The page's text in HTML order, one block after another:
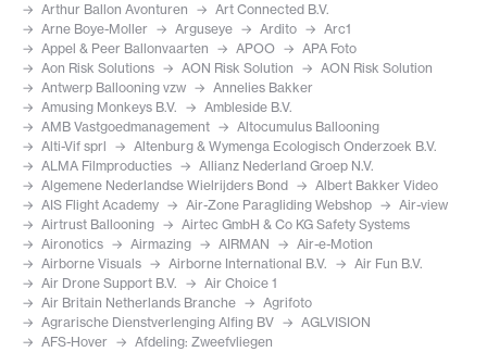
Arthur Ballon Avonturen
Art Connected B.V.
Arne Boye-Moller
Arguseye Ardito
Arc1
Appel & Peer Ballonvaarten
APOO
APA Foto
Aon Risk Solutions
AON Risk Solution
AON Risk Solution
Antwerp Ballooning vzw
Annelies Bakker
Amusing Monkeys B.V.
Ambleside B.V.
AMB Vastgoedmanagement
Altocumulus Ballooning
Alti-Vif sprl
Altenburg & Wymenga Ecologisch Onderzoek B.V.
ALMA Filmproducties
Allianz Nederland Groep N.V.
Algemene Nederlandse Wielrijders Bond
Albert Bakker Video
AIS Flight Academy
Air-Zone Paragliding Webshop
Air-view
Airtrust Ballooning
Airtec GmbH & Co KG Safety Systems
Aironotics
Airmazing AIRMAN
Air-e-Motion
Airborne Visuals
Airborne International B.V.
Air Fun B.V.
Air Drone Support B.V.
Air Choice 1
Air Britain Netherlands Branche
Agrifoto
Agrarische Dienstverlenging Alfing BV
AGLVISION
AFS-Hover
Afdeling: Zweefvliegen